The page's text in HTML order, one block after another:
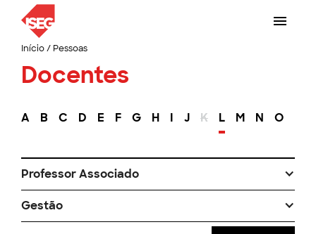
Início/ Pessoas
Docentes
A B C D E F G H I J K L M N O
Professor Associado
Gestão